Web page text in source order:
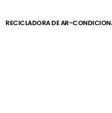
RECICLADORA DE AR-